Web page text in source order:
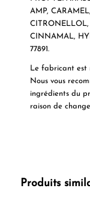
AMP,
CINNAMAL,
77891.
Le fabricant est
Nous vous
ingrédients du
raison de
Produits